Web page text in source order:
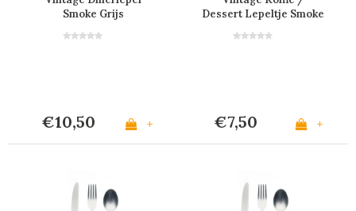
Smoke Grijs
€10,50 +
Dessert Lepeltje Smoke
€7,50 +